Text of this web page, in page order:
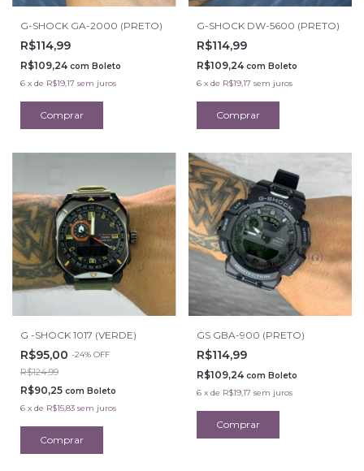
G-SHOCK GA-2000 (PRETO)
R$114,99
R$109,24 com Boleto
6 x de R$19,17 sem juros
G-SHOCK DW-5600 (PRETO)
R$114,99
R$109,24 com Boleto
6 x de R$19,17 sem juros
G -SHOCK 1017 (VERDE)
R$95,00 -24% OFF
R$124,99
R$90,25 com Boleto
6 x de R$15,83 sem juros
GS GBA-900 (PRETO)
R$114,99
R$109,24 com Boleto
6 x de R$19,17 sem juros